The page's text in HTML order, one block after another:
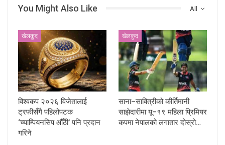
All
You Might Also Like
खेलकुद
विश्वकप २०२६ विजेतालाई
ट्रफीसँगै पहिलोपटक
‘च्याम्पियनसिप औँठी’ पनि प्रदान
गरिने
खेलकुद
साना–सावित्रीको कीर्तिमानी
साझेदारीमा यू–१९ महिला प्रिमियर
कपमा नेपालको लगातार दोस्रो…